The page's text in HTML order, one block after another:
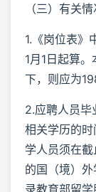
（三）有关
1.《岗位表》
1月1日起算
下，则应为
2.应聘人员毕
相关学历的
学人员须在
的国（境）
录教育部留